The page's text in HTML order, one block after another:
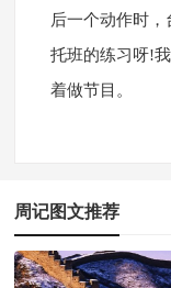
后一个动作时
托班的练习呀!
着做节目。
周记图文推荐